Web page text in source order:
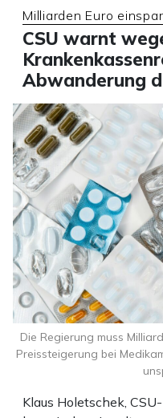
Milliarden Euro
CSU warnt
Abwanderung
Klaus Holetschek,
Die Regierung muss
Preissteigerung bei